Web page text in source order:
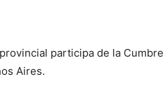
participa de la
Aires.